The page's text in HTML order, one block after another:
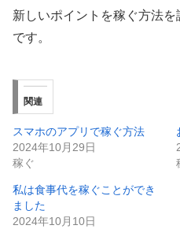
新しいポイントを稼ぐ方法
です。
関連
スマホのアプリで稼ぐ方法
2024年10月29日
稼ぐ
私は食事代を稼ぐことができ
ました
2024年10月10日